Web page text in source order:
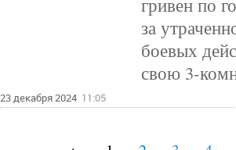
гривен по
за
боевых
свою 3-
23 декабря 2024 11:05